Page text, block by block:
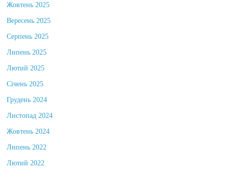
Жовтень 2025
Вересень 2025
Серпень 2025
Липень 2025
Лютий 2025
Січень 2025
Грудень 2024
Листопад 2024
Жовтень 2024
Липень 2022
Лютий 2022